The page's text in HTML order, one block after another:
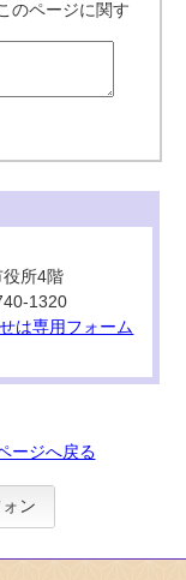
のページに関す
所4階
1320
は専用フォーム
ージへ戻る
ン